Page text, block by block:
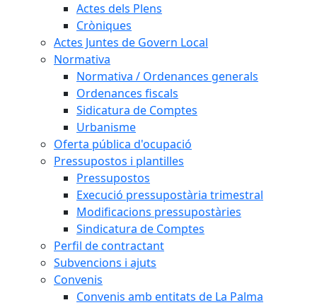
Actes dels Plens
Cròniques
Actes Juntes de Govern Local
Normativa
Normativa / Ordenances generals
Ordenances fiscals
Sidicatura de Comptes
Urbanisme
Oferta pública d'ocupació
Pressupostos i plantilles
Pressupostos
Execució pressupostària trimestral
Modificacions pressupostàries
Sindicatura de Comptes
Perfil de contractant
Subvencions i ajuts
Convenis
Convenis amb entitats de La Palma